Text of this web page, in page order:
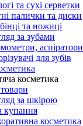
та сухі серветки
палички та диски
та ножиці
за зубами
аспіратори
для зубів
косметика
за шкірою
купання
косметика